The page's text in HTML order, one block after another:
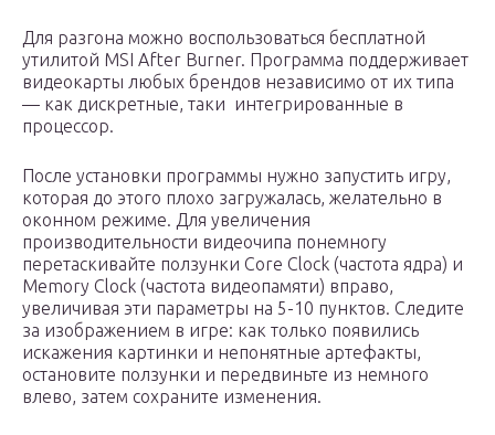
Для разгона можно воспользоваться бесплатной
утилитой MSI After Burner. Программа поддерживает
видеокарты любых брендов независимо от их типа
— как дискретные, таки интегрированные в
процессор.
После установки программы нужно запустить игру,
которая до этого плохо загружалась, желательно в
оконном режиме. Для увеличения
производительности видеочипа понемногу
перетаскивайте ползунки Core Clock (частота ядра) и
Memory Clock (частота видеопамяти) вправо,
увеличивая эти параметры на 5-10 пунктов. Следите
за изображением в игре: как только появились
искажения картинки и непонятные артефакты,
остановите ползунки и передвиньте из немного
влево, затем сохраните изменения.